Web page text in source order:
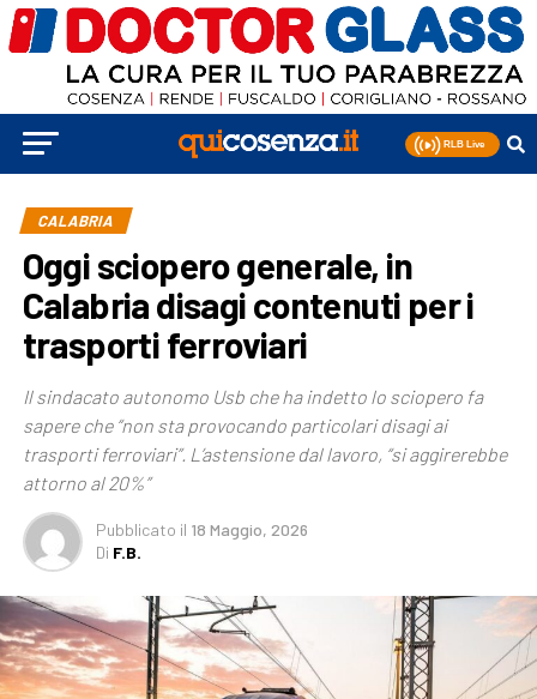
CALABRIA
Oggi sciopero generale, in
Calabria disagi contenuti per i
trasporti ferroviari
Il sindacato autonomo Usb che ha indetto lo sciopero fa
sapere che “non sta provocando particolari disagi ai
trasporti ferroviari”. L’astensione dal lavoro, “si aggirerebbe
attorno al 20%”
Pubblicato il 18 Maggio, 2026
Di F.B.